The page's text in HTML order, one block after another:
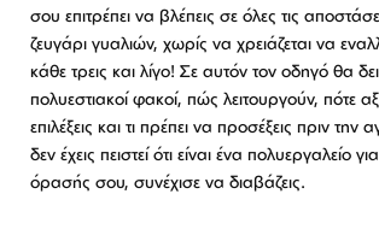
σου επιτρέπει να βλέπεις σε όλες τις
ζευγάρι γυαλιών, χωρίς να χρειάζεται να
κάθε τρεις και λίγο! Σε αυτόν τον οδηγό θα δεις
πολυεστιακοί φακοί, πώς λειτουργούν, πότε
επιλέξεις και τι πρέπει να προσέξεις πριν
δεν έχεις πειστεί ότι είναι ένα πολυεργαλείο
όρασής σου, συνέχισε να διαβάζεις.